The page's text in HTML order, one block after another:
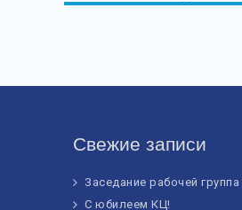
Свежие записи
Заседание рабочей группа
С юбилеем КЦ!